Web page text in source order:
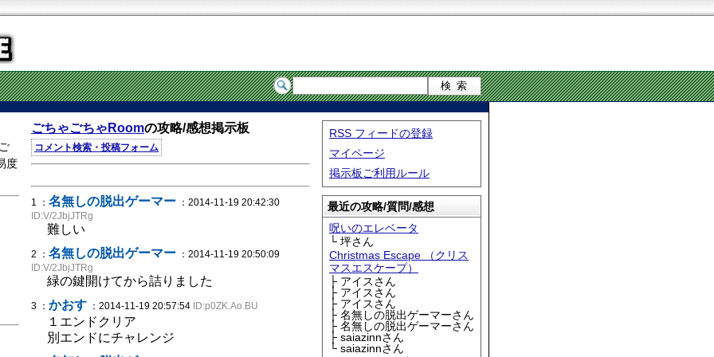
度
RSS フィードの登録
マイページ
掲示板ご利用ルール
最近の攻略/質問/感想
呪いのエレベータ
└ 坪さん
Christmas Escape （クリス
マスエスケープ）
├ アイスさん
├ アイスさん
├ アイスさん
├ 名無しの脱出ゲーマーさん
├ 名無しの脱出ゲーマーさん
├ saiazinnさん
└ saiazinnさん
ごちゃごちゃRoomの攻略/感想掲示板
コメント検索・投稿フォーム
1 ： 名無しの脱出ゲーマー ：2014-11-19 20:42:30
ID:V/2JbjJTRg
難しい
2 ： 名無しの脱出ゲーマー ：2014-11-19 20:50:09
ID:V/2JbjJTRg
緑の鍵開けてから詰りました
3 ： かおす ：2014-11-19 20:57:54 ID:p0ZK.Ao.BU
１エンドクリア
別エンドにチャレンジ